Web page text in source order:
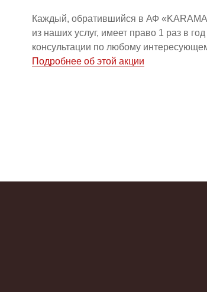
Каждый, обратившийся в АФ
из наших услуг, имеет право 1 раз в
консультации по любому
Подробнее об этой акции